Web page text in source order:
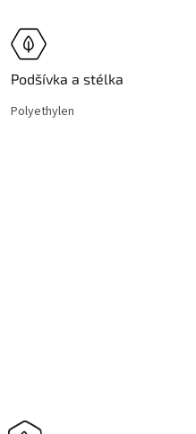
Podšívka a stélka
Polyethylen